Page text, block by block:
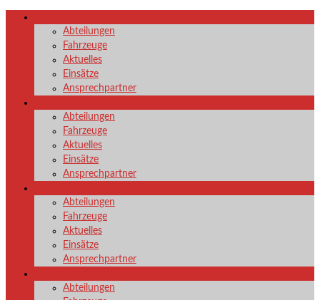
Abteilungen
Fahrzeuge
Aktuelles
Einsätze
Ansprechpartner
Abteilungen
Fahrzeuge
Aktuelles
Einsätze
Ansprechpartner
Abteilungen
Fahrzeuge
Aktuelles
Einsätze
Ansprechpartner
Abteilungen